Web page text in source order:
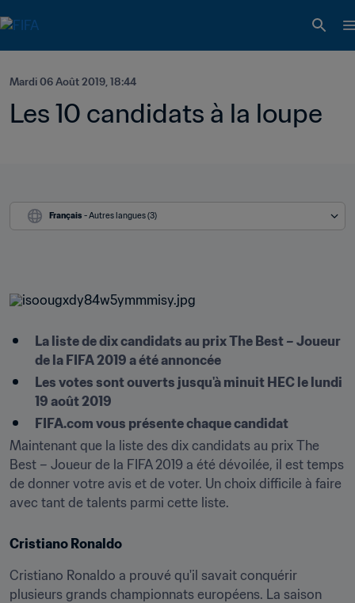
Mardi 06 Août 2019, 18:44
Les 10 candidats à la loupe
Français - Autres langues (3)
La liste de dix candidats au prix The Best – Joueur
de la FIFA 2019 a été annoncée
Les votes sont ouverts jusqu'à minuit HEC le lundi
19 août 2019
FIFA.com vous présente chaque candidat
Maintenant que la liste des dix candidats au prix The
Best – Joueur de la FIFA 2019 a été dévoilée, il est temps
de donner votre avis et de voter. Un choix difficile à faire
avec tant de talents parmi cette liste.
Cristiano Ronaldo
Cristiano Ronaldo a prouvé qu'il savait conquérir
plusieurs grands championnats européens. La saison